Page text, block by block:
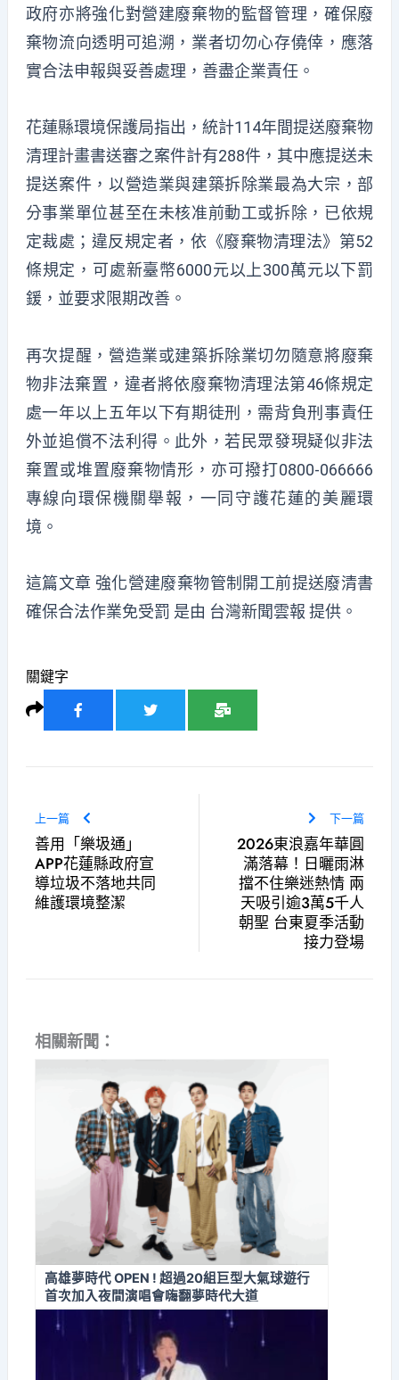
政府亦將強化對營建廢棄物的監督管理，確保廢
棄物流向透明可追溯，業者切勿心存僥倖，應落
實合法申報與妥善處理，善盡企業責任。
花蓮縣環境保護局指出，統計114年間提送廢棄物
清理計畫書送審之案件計有288件，其中應提送未
提送案件，以營造業與建築拆除業最為大宗，部
分事業單位甚至在未核准前動工或拆除，已依規
定裁處；違反規定者，依《廢棄物清理法》第52
條規定，可處新臺幣6000元以上300萬元以下罰
鍰，並要求限期改善。
再次提醒，營造業或建築拆除業切勿隨意將廢棄
物非法棄置，違者將依廢棄物清理法第46條規定
處一年以上五年以下有期徒刑，需背負刑事責任
外並追償不法利得。此外，若民眾發現疑似非法
棄置或堆置廢棄物情形，亦可撥打0800-066666
專線向環保機關舉報，一同守護花蓮的美麗環
境。
這篇文章 強化營建廢棄物管制開工前提送廢清書
確保合法作業免受罰 是由 台灣新聞雲報 提供。
關鍵字
上一篇
善用「樂圾通」
APP花蓮縣政府宣
導垃圾不落地共同
維護環境整潔
下一篇
2026東浪嘉年華圓
滿落幕！日曬雨淋
擋不住樂迷熱情 兩
天吸引逾3萬5千人
朝聖 台東夏季活動
接力登場
相關新聞：
高雄夢時代 OPEN ! 超過20組巨型大氣球遊行
首次加入夜間演唱會嗨翻夢時代大道